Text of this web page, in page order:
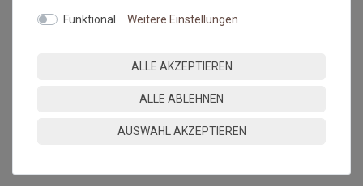
Versandkostenfrei*
Fußmatte wash+dry
inkl. ges. MwSt.
Fußmatte wash+dry Design
Funktional Weitere Einstellungen
ALLE AKZEPTIEREN
ALLE ABLEHNEN
AUSWAHL AKZEPTIEREN